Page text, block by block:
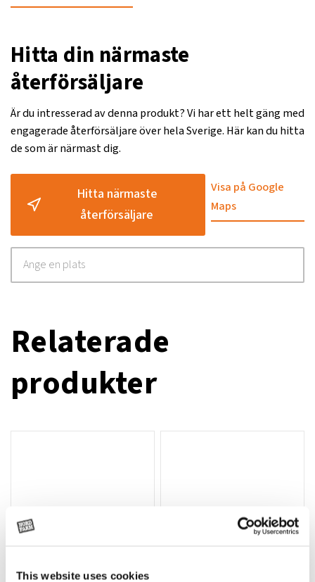
This website uses cookies
Hitta din närmaste
återförsäljare
Är du intresserad av denna produkt? Vi har ett helt gäng med
engagerade återförsäljare över hela Sverige. Här kan du hitta
de som är närmast dig.
Hitta närmaste
återförsäljare
Visa på Google
Maps
Relaterade
produkter